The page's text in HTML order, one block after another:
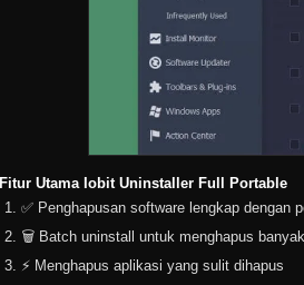
Fitur Utama Iobit Uninstaller Full Portable
✅ Penghapusan software lengkap dengan
🗑️ Batch uninstall untuk menghapus
⚡ Menghapus aplikasi yang sulit dihapus